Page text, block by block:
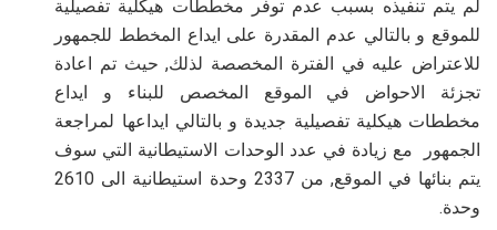
لم يتم تنفيذه بسبب عدم توفر مخططات هيكلية تفصيلية
للموقع و بالتالي عدم المقدرة على ايداع المخطط للجمهور
للاعتراض عليه في الفترة المخصصة لذلك, حيث تم اعادة
تجزئة الاحواض في الموقع المخصص للبناء و ايداع
مخططات هيكلية تفصيلية جديدة و بالتالي ايداعها لمراجعة
الجمهور مع زيادة في عدد الوحدات الاستيطانية التي سوف
يتم بنائها في الموقع, من 2337 وحدة استيطانية الى 2610
وحدة.